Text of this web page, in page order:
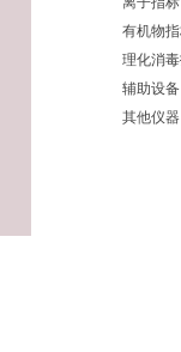
有机物
理化消
辅助设备
其他仪器